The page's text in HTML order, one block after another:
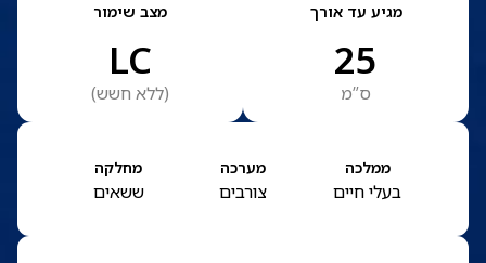
מגיע עד אורך
25
ס”מ
מצב שימור
LC
(ללא חשש)
ממלכה
בעלי חיים
מערכה
צורבים
מחלקה
ששאים